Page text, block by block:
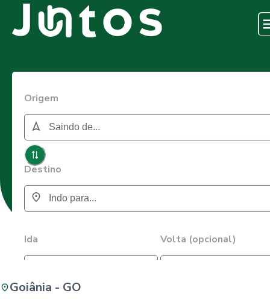
Origem
Destino
Ida Volta (opcional)
Goiânia - GO